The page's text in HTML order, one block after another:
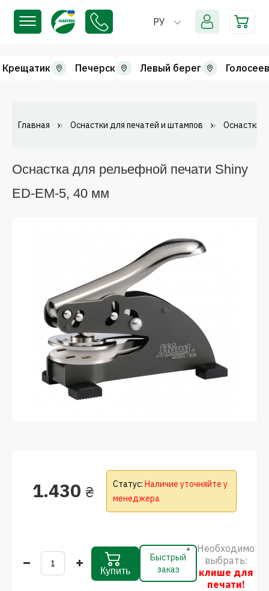
РУ
Крещатик Печерск Левый берег
Главная Оснастки для печатей и штампов Оснастки
Оснастка для рельефной печати Shiny
ED-EM-5, 40 мм
1.430 ₴ Статус: Наличие уточняйте у
менеджера
Купить
Быстрый
заказ
Необходимо
выбрать:
клише для
печати!